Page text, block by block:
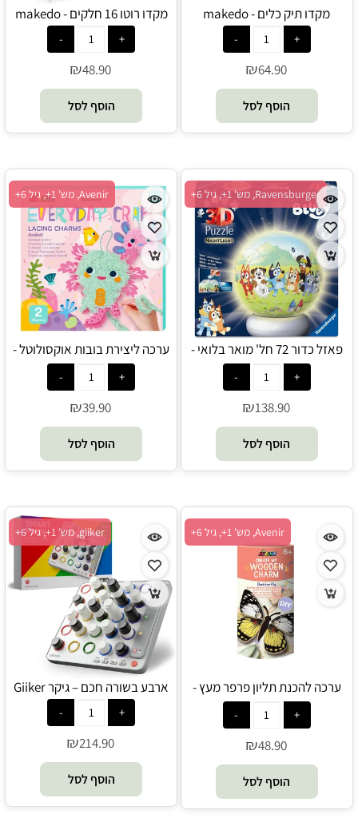
מקדו תיק כלים - makedo
₪64.90
הוסף לסל
מקדו רוטו 16 חלקים - makedo
₪48.90
הוסף לסל
Ravensburger, מש' 1+, גיל 6+
פאזל כדור 72 חל' מואר בלואי -
ravensburger
₪138.90
הוסף לסל
Avenir, מש' 1+, גיל 6+
ערכה ליצירת בובות אוקסולוטל -
Avenir
₪39.90
הוסף לסל
Avenir, מש' 1+, גיל 6+
ערכה להכנת תליון פרפר מעץ -
Avenir
₪48.90
הוסף לסל
giiker, מש' 1+, גיל 6+
ארבע בשורה חכם – גיקר Giiker
₪214.90
הוסף לסל